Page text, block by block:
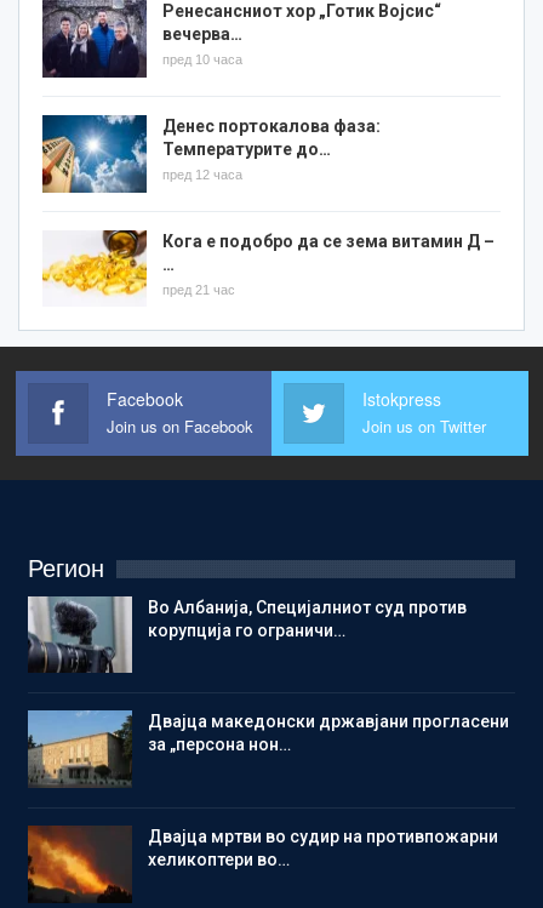
Ренесансниот хор „Готик Војсис“
вечерва…
пред 10 часа
Денес портокалова фаза:
Температурите до…
пред 12 часа
Кога е подобро да се зема витамин Д –
…
пред 21 час
Facebook
Join us on Facebook
Istokpress
Join us on Twitter
Регион
Во Албанија, Специјалниот суд против
корупција го ограничи…
Двајца македонски државјани прогласени
за „персона нон…
Двајца мртви во судир на противпожарни
хеликоптери во…